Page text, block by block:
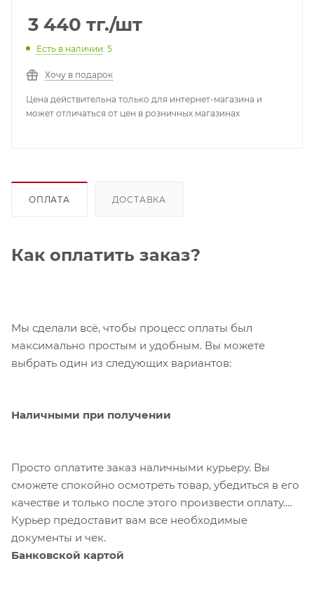
3 440 тг./шт
Есть в наличии: 5
Хочу в подарок
Цена действительна только для интернет-магазина и
может отличаться от цен в розничных магазинах
ОПЛАТА ДОСТАВКА
Как оплатить заказ?
Мы сделали всё, чтобы процесс оплаты был
максимально простым и удобным. Вы можете
выбрать один из следующих вариантов:
Наличными при получении
Просто оплатите заказ наличными курьеру. Вы
сможете спокойно осмотреть товар, убедиться в его
качестве и только после этого произвести оплату.
Курьер предоставит вам все необходимые
документы и чек.
Банковской картой